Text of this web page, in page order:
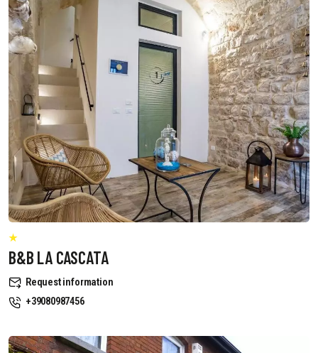
B&B LA CASCATA
Request information
+39080987456